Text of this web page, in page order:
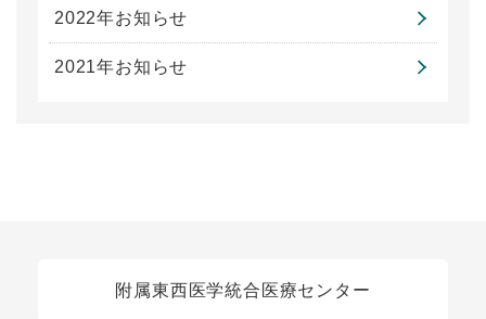
2022年お知らせ
2021年お知らせ
附属東西医学統合医療センター